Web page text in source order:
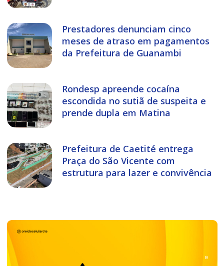
Prestadores denunciam cinco
meses de atraso em pagamentos
da Prefeitura de Guanambi
Rondesp apreende cocaína
escondida no sutiã de suspeita e
prende dupla em Matina
Prefeitura de Caetité entrega
Praça do São Vicente com
estrutura para lazer e convivência